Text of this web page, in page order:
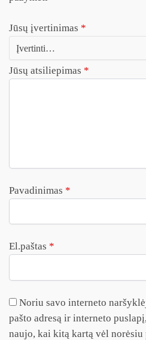
Jūsų įvertinimas *
Jūsų atsiliepimas *
Pavadinimas *
El.paštas *
Noriu savo interneto
pašto adresą ir interneto
naujo, kai kitą kartą vėl norėsiu